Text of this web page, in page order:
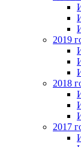
2019
2018
2017